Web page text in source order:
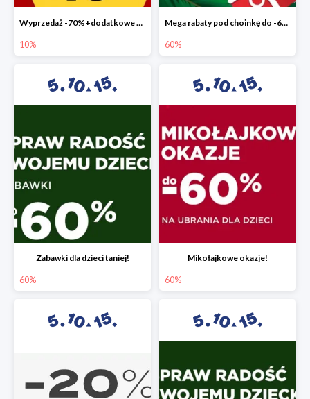
Wyprzedaż -70%+dodatkowe 10%
10%
Mega rabaty pod choinkę do -60%
60%
Zabawki dla dzieci taniej!
60%
Mikołajkowe okazje!
60%